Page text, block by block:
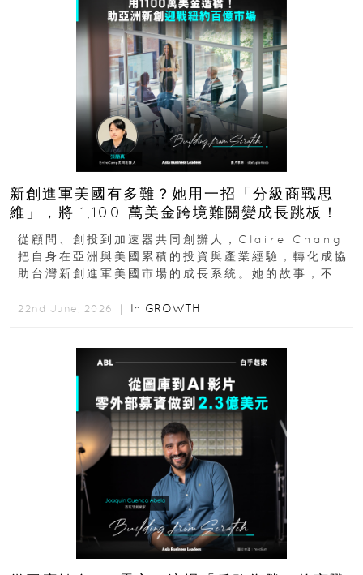
新創進軍美國有多難？她用一招「分級商戰思
維」，將 1,100 萬美金跨境難關變成長跳板！
從顧問、創投到加速器共同創辦人，Claire Chang
把自身在亞洲與美國累積的投資與產業經驗，轉化成協
助台灣新創進軍美國市場的成長系統。她的故事，不只
22nd June, 2026 ｜ In GROWTH